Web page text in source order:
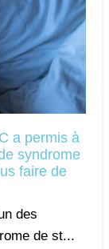
a permis à
syndrome
faire de
des
de st...